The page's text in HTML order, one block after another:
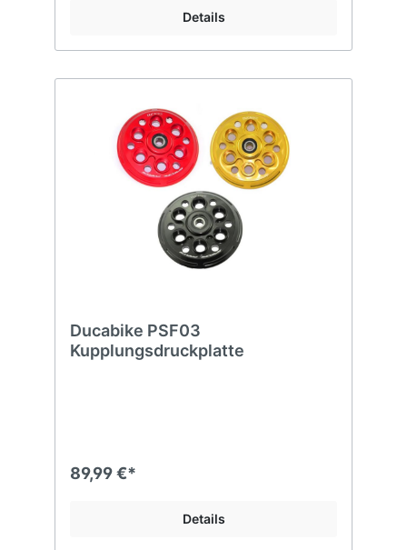
Details
Ducabike PSF03
Kupplungsdruckplatte
89,99 €*
Details